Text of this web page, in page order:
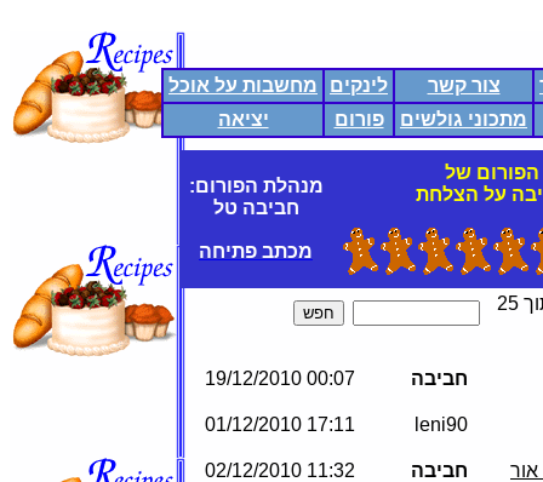
צור קשר לינקים
מחשבות על אוכל
מתכוני גולשים פורום יציאה
הפורום של
על הצלחת
מנהלת הפורום:
חביבה טל
מכתב פתיחה
חביבה 00:07 19/12/2010
leni90
17:11 01/12/2010
חביבה 11:32 02/12/2010